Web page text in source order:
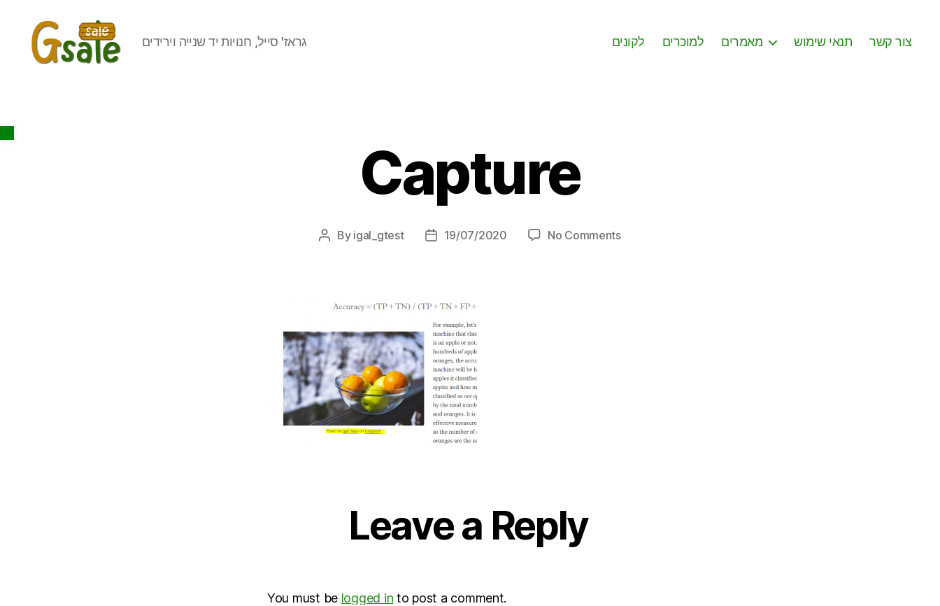
Open toolbar
גראז' סייל, חנויות יד שנייה וירידים לקונים למוכרים מאמרים תנאי שימוש צור קשר
Capture
Post
By igal_gtest
Post19/07/2020 No Commentson
Leave a Reply
You must be logged in to post a comment.